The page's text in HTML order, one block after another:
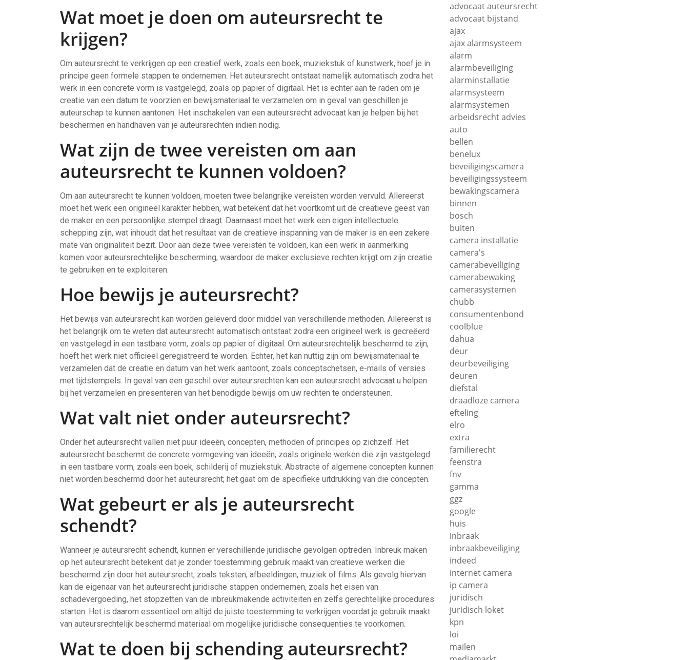
Wat moet je doen om auteursrecht te
krijgen?
Om auteursrecht te verkrijgen op een creatief werk, zoals een boek, muziekstuk of kunstwerk, hoef je in
principe geen formele stappen te ondernemen. Het auteursrecht ontstaat namelijk automatisch zodra het
werk in een concrete vorm is vastgelegd, zoals op papier of digitaal. Het is echter aan te raden om je
creatie van een datum te voorzien en bewijsmateriaal te verzamelen om in geval van geschillen je
auteurschap te kunnen aantonen. Het inschakelen van een auteursrecht advocaat kan je helpen bij het
beschermen en handhaven van je auteursrechten indien nodig.
Wat zijn de twee vereisten om aan
auteursrecht te kunnen voldoen?
Om aan auteursrecht te kunnen voldoen, moeten twee belangrijke vereisten worden vervuld. Allereerst
moet het werk een origineel karakter hebben, wat betekent dat het voortkomt uit de creatieve geest van
de maker en een persoonlijke stempel draagt. Daarnaast moet het werk een eigen intellectuele
schepping zijn, wat inhoudt dat het resultaat van de creatieve inspanning van de maker is en een zekere
mate van originaliteit bezit. Door aan deze twee vereisten te voldoen, kan een werk in aanmerking
komen voor auteursrechtelijke bescherming, waardoor de maker exclusieve rechten krijgt om zijn creatie
te gebruiken en te exploiteren.
Hoe bewijs je auteursrecht?
Het bewijs van auteursrecht kan worden geleverd door middel van verschillende methoden. Allereerst is
het belangrijk om te weten dat auteursrecht automatisch ontstaat zodra een origineel werk is gecreëerd
en vastgelegd in een tastbare vorm, zoals op papier of digitaal. Om auteursrechtelijk beschermd te zijn,
hoeft het werk niet officieel geregistreerd te worden. Echter, het kan nuttig zijn om bewijsmateriaal te
verzamelen dat de creatie en datum van het werk aantoont, zoals conceptschetsen, e-mails of versies
met tijdstempels. In geval van een geschil over auteursrechten kan een auteursrecht advocaat u helpen
bij het verzamelen en presenteren van het benodigde bewijs om uw rechten te ondersteunen.
Wat valt niet onder auteursrecht?
Onder het auteursrecht vallen niet puur ideeën, concepten, methoden of principes op zichzelf. Het
auteursrecht beschermt de concrete vormgeving van ideeën, zoals originele werken die zijn vastgelegd
in een tastbare vorm, zoals een boek, schilderij of muziekstuk. Abstracte of algemene concepten kunnen
niet worden beschermd door het auteursrecht; het gaat om de specifieke uitdrukking van die concepten.
Wat gebeurt er als je auteursrecht
schendt?
Wanneer je auteursrecht schendt, kunnen er verschillende juridische gevolgen optreden. Inbreuk maken
op het auteursrecht betekent dat je zonder toestemming gebruik maakt van creatieve werken die
beschermd zijn door het auteursrecht, zoals teksten, afbeeldingen, muziek of films. Als gevolg hiervan
kan de eigenaar van het auteursrecht juridische stappen ondernemen, zoals het eisen van
schadevergoeding, het stopzetten van de inbreukmakende activiteiten en zelfs gerechtelijke procedures
starten. Het is daarom essentieel om altijd de juiste toestemming te verkrijgen voordat je gebruik maakt
van auteursrechtelijk beschermd materiaal om mogelijke juridische consequenties te voorkomen.
Wat te doen bij schending auteursrecht?
advocaat auteursrecht
advocaat bijstand
ajax
ajax alarmsysteem
alarm
alarmbeveiliging
alarminstallatie
alarmsysteem
alarmsystemen
arbeidsrecht advies
auto
bellen
benelux
beveiligingscamera
beveiligingssysteem
bewakingscamera
binnen
bosch
buiten
camera installatie
camera's
camerabeveiliging
camerabewaking
camerasystemen
chubb
consumentenbond
coolblue
dahua
deur
deurbeveiliging
deuren
diefstal
draadloze camera
efteling
elro
extra
familierecht
feenstra
fnv
gamma
ggz
google
huis
inbraak
inbraakbeveiliging
indeed
internet camera
ip camera
juridisch
juridisch loket
kpn
loi
mailen